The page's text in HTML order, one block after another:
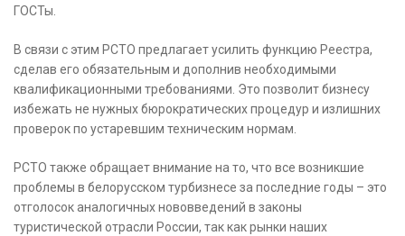
ГОСТы.
В связи с этим РСТО предлагает усилить функцию Реестра,
сделав его обязательным и дополнив необходимыми
квалификационными требованиями. Это позволит бизнесу
избежать не нужных бюрократических процедур и излишних
проверок по устаревшим техническим нормам.
РСТО также обращает внимание на то, что все возникшие
проблемы в белорусском турбизнесе за последние годы – это
отголосок аналогичных нововведений в законы
туристической отрасли России, так как рынки наших